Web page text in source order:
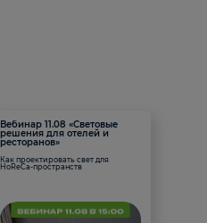
Вебинар 11.08 «Световые
решения для отелей и
ресторанов»
Как проектировать свет для
HoReCa-пространств